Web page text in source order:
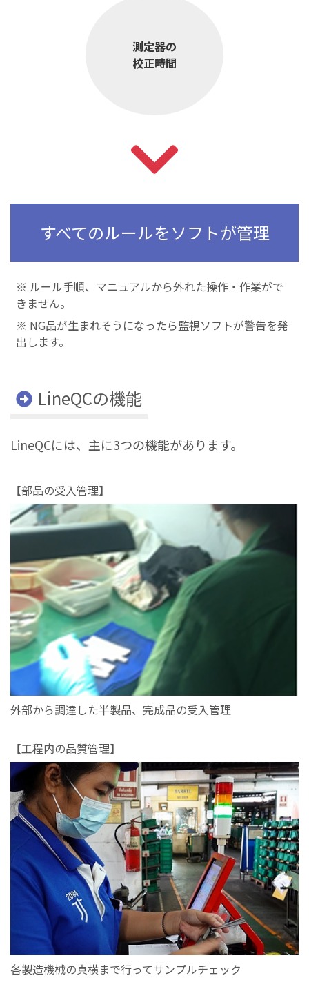
測定器の
校正時間
すべてのルールをソフトが管理
※ ルール手順、マニュアルから外れた操作・作業がで
きません。
※ NG品が生まれそうになったら監視ソフトが警告を発
出します。
LineQCの機能
LineQCには、主に3つの機能があります。
【部品の受入管理】
外部から調達した半製品、完成品の受入管理
【工程内の品質管理】
各製造機械の真横まで行ってサンプルチェック